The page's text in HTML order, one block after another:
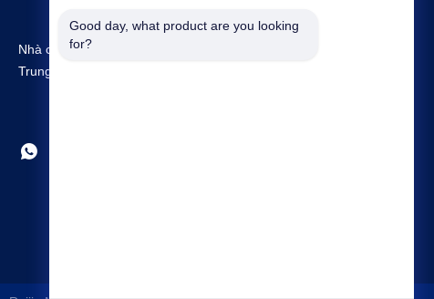
Nhà cung cấp keo sản xuất và R&D lớn nhất tại
Trung Quốc
Good day, what product are you looking
for?